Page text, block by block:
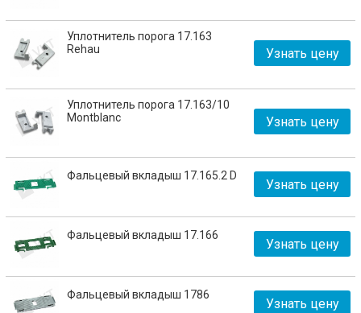
Уплотнитель порога 17.163
Rehau
Узнать цену
Уплотнитель порога 17.163/10
Montblanc
Узнать цену
Фальцевый вкладыш 17.165.2 D
Узнать цену
Фальцевый вкладыш 17.166
Узнать цену
Фальцевый вкладыш 1786
Узнать цену